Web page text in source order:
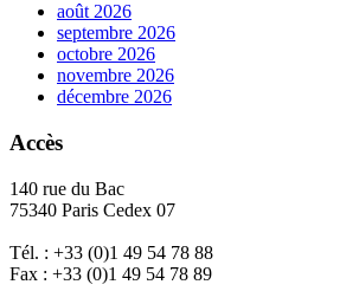
août 2026
septembre 2026
octobre 2026
novembre 2026
décembre 2026
Accès
140 rue du Bac
75340 Paris Cedex 07
Tél. : +33 (0)1 49 54 78 88
Fax : +33 (0)1 49 54 78 89